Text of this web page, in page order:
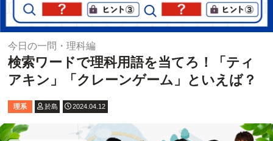
今日の一問・理科編
検索ワードで理科用語を当てろ！「ティ
アキン」「クレーンゲーム」といえば？
理系 於島 2024.04.12